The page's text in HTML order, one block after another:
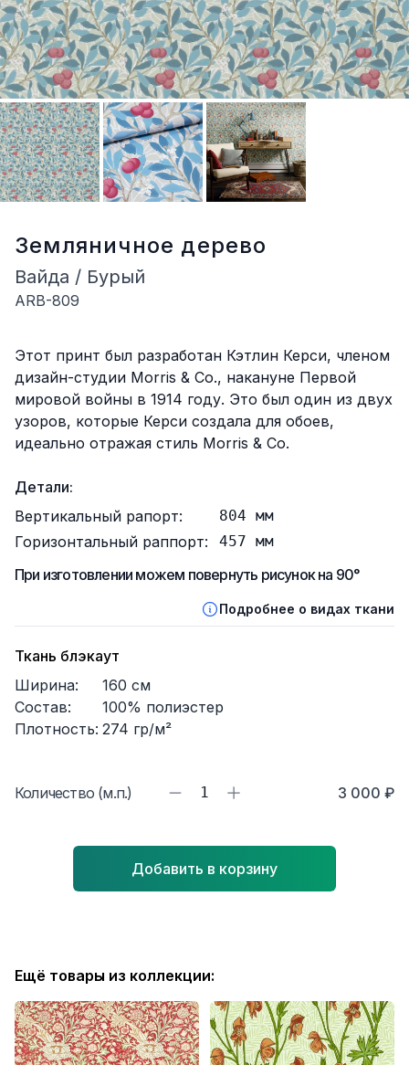
Земляничное дерево
Вайда / Бурый
ARB-809
Описание
Этот принт был разработан Кэтлин Керси, членом
дизайн-студии Morris & Co., накануне Первой
мировой войны в 1914 году. Это был один из двух
узоров, которые Керси создала для обоев,
идеально отражая стиль Morris & Co.
Детали:
Вертикальный рапорт:
804 мм
Горизонтальный раппорт: 457 мм
При изготовлении можем повернуть рисунок на 90°
Подробнее о видах ткани
Ткань блэкаут
Ширина:
160 см
Состав:
100% полиэстер
Плотность: 274 гр/м²
Количество (м.п.) 1 3 000 ₽
Добавить в корзину
Ещё товары из коллекции: